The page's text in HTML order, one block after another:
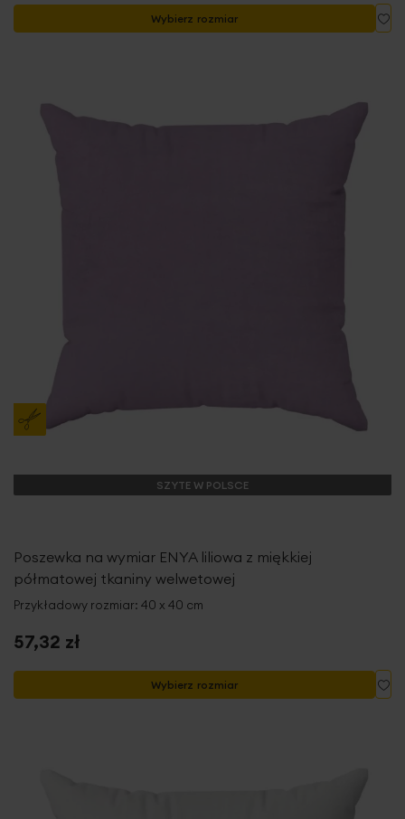
Wybierz rozmiar
SZYTE W POLSCE
Poszewka na wymiar ENYA liliowa z miękkiej
półmatowej tkaniny welwetowej
Przykładowy rozmiar: 40 x 40 cm
57,32 zł
Wybierz rozmiar